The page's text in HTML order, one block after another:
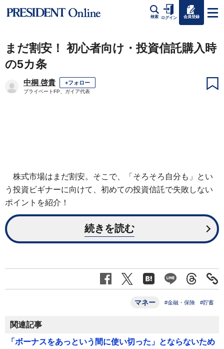
検索 ログイン 会員登録
まだ割安！ 初心者向け・投資信託購入時
の5カ条
中桐 啓貴 +フォロー
プライベートFP、ガイア代表
株式市場はまだ割安。そこで、「そろそろ自分も」とい
う投資ビギナーに向けて、初めての投資信託で失敗しない
ポイントを紹介！
続きを読む
マネー #金融・保険 #貯蓄
関連記事
「ボーナスをあっという間に使い切った」とならないため